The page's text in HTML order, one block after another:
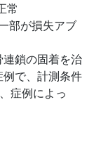
常
部が損失アブ
鎖の固着を治
で、計測条件
症例によっ